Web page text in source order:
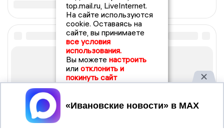
top.mail.ru, LiveInternet.
На сайте используются
cookie. Оставаясь на
сайте, вы принимаете
все условия
использования.
Вы можете настроить
или отклонить и
покинуть сайт
Принять